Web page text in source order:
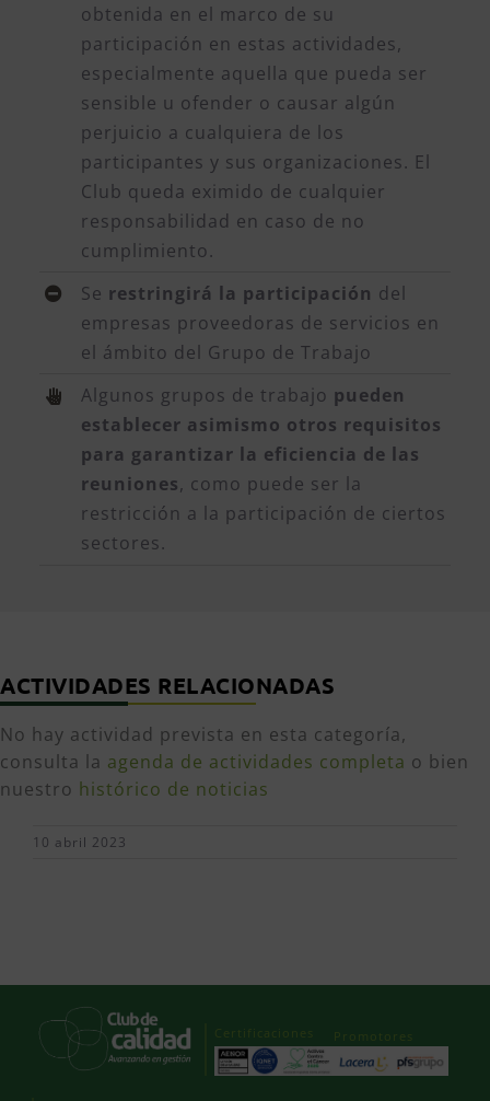
obtenida en el marco de su
participación en estas actividades,
especialmente aquella que pueda ser
sensible u ofender o causar algún
perjuicio a cualquiera de los
participantes y sus organizaciones. El
Club queda eximido de cualquier
responsabilidad en caso de no
cumplimiento.
Se restringirá la participación del
empresas proveedoras de servicios en
el ámbito del Grupo de Trabajo
Algunos grupos de trabajo pueden
establecer asimismo otros requisitos
para garantizar la eficiencia de las
reuniones, como puede ser la
restricción a la participación de ciertos
sectores.
ACTIVIDADES RELACIONADAS
No hay actividad prevista en esta categoría,
consulta la agenda de actividades completa o bien
nuestro histórico de noticias
10 abril 2023
Certificaciones Promotores